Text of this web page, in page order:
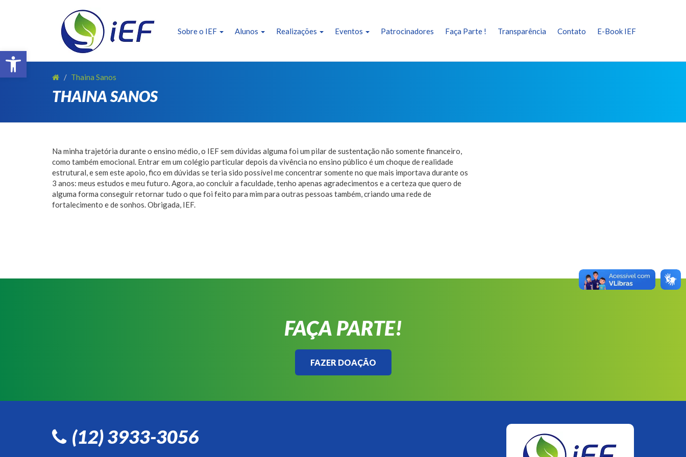
Barra de Ferramentas Aberta
REALIZAÇÕES
EVENTOS
PATROCINADORES
CONTATO
E-BOOK IEF
Sobre o IEF Alunos Realizações Eventos Patrocinadores Faça Parte ! Transparência Contato E-Book IEF
Thaina Sanos
THAINA SANOS
Na minha trajetória durante o ensino médio, o IEF sem dúvidas alguma foi um pilar de sustentação não somente financeiro,
como também emocional. Entrar em um colégio particular depois da vivência no ensino público é um choque de realidade
estrutural, e sem este apoio, fico em dúvidas se teria sido possível me concentrar somente no que mais importava durante os
3 anos: meus estudos e meu futuro. Agora, ao concluir a faculdade, tenho apenas agradecimentos e a certeza que quero de
alguma forma conseguir retornar tudo o que foi feito para mim para outras pessoas também, criando uma rede de
fortalecimento e de sonhos. Obrigada, IEF.
FAÇA PARTE!
FAZER DOAÇÃO
(12) 3933-3056